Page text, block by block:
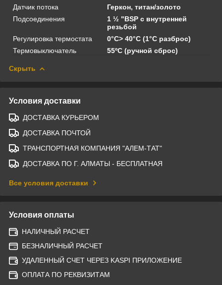
Датчик потока
Геркон, титан/золото
Подсоединения
1 ½ "BSP с внутренней
резьбой
Регулировка термостата
0°C> 40°C (1°C разброс)
Термовыключатель
55ºC (ручной сброс)
Скрыть
Условия доставки
ДОСТАВКА КУРЬЕРОМ
ДОСТАВКА ПОЧТОЙ
ТРАНСПОРТНАЯ КОМПАНИЯ "АЛЕМ-ТАТ"
ДОСТАВКА ПО Г. АЛМАТЫ - БЕСПЛАТНАЯ
Все условия доставки
Условия оплаты
НАЛИЧНЫЙ РАСЧЕТ
БЕЗНАЛИЧНЫЙ РАСЧЕТ
УДАЛЕННЫЙ СЧЕТ ЧЕРЕЗ KASPI ПРИЛОЖЕНИЕ
ОПЛАТА ПО РЕКВИЗИТАМ